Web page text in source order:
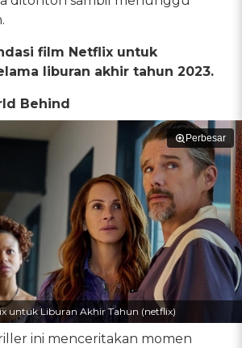
film Netflix untuk
liburan akhir tahun 2023.
Behind
Perbesar
untuk Liburan Akhir Tahun (netflix)
ini menceritakan momen